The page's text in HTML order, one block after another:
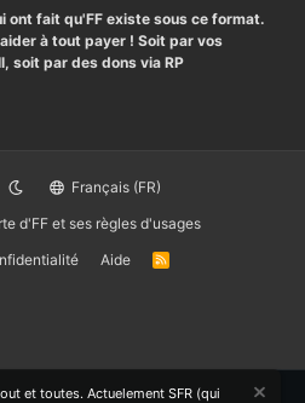
ont fait qu'FF existe sous ce format.
à tout payer ! Soit par vos
soit par des dons via RP
Français (FR)
d'FF et ses règles d'usages
Aide
R
et toutes. Actuelement SFR (qui